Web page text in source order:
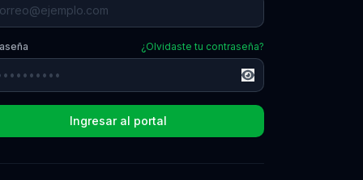
¿Olvidaste tu contraseña?
Ingresar al portal